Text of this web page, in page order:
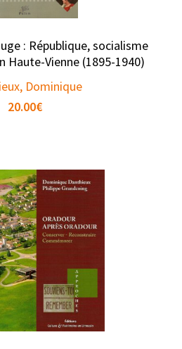
: République, socialisme
Haute-Vienne (1895-1940)
Dominique
20.00€